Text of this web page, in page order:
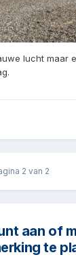
lucht maar
2 van 2
aan of
te